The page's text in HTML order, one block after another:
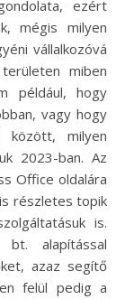
ezért
mégis milyen
vállalkozóvá
miben
például, hogy
vagy hogy
között, milyen
2023-ban. Az
Office oldalára
részletes topik
is.
alapítással
azaz segítő
felül pedig a